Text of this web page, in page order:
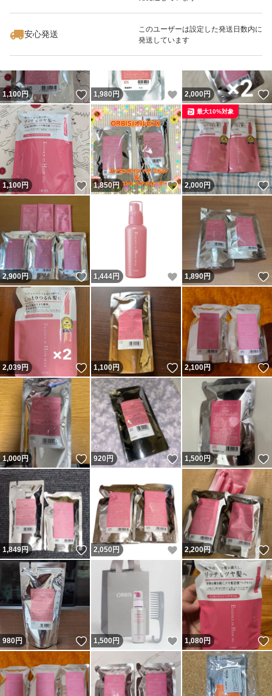
安心発送
このユーザーは設定した発送日数内に
発送しています
いいね！
1,689
1,100円 いいね！
1,980円 いいね！
2,000円
1,100円 いいね！
1,850円 いいね！
2,000円
最大10%対象
2,900円 いいね！
1,444円 いいね！
1,890円
2,039円 いいね！
1,100円 いいね！
2,100円
1,000円 いいね！
920円 いいね！
1,500円
1,849円 いいね！
2,050 円 いいね！
2,200円
980円 いいね！
1,500円 いいね！
1,080円